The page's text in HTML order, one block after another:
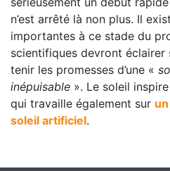
n’est arrêté là non plus. Il
importantes à ce stade du
scientifiques devront éclairer
tenir les promesses d’une «
inépuisable ». Le soleil
qui travaille également sur
soleil artificiel.